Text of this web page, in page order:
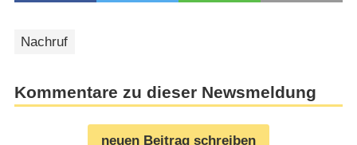
Nachruf
Kommentare zu dieser Newsmeldung
neuen Beitrag schreiben